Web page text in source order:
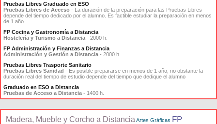
Pruebas Libres Graduado en ESO
Pruebas Libres de Acceso - La duración de la preparación para las Pruebas Libres
depende del tiempo dedicado por el alumno. Es factible estudiar la preparación en menos
de 1 año
FP Cocina y Gastronomía a Distancia
Hostelería y Turismo a Distancia - 2000 h.
FP Administración y Finanzas a Distancia
Administración y Gestión a Distancia - 2000 h.
Pruebas Libres Trasporte Sanitario
Pruebas Libres Sanidad - Es posible prepararse en menos de 1 año, no obstante la
duración real del tiempo de estudio depende del tiempo que dedique el alumno
Graduado en ESO a Distancia
Pruebas de Acceso a Distancia - 1400 h.
Madera, Mueble y Corcho a Distancia Artes Gráficas FP